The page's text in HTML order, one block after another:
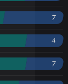
7
4
7